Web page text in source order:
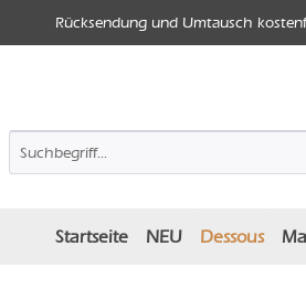
Rücksendung und Umtausch
Startseite NEU Dessous